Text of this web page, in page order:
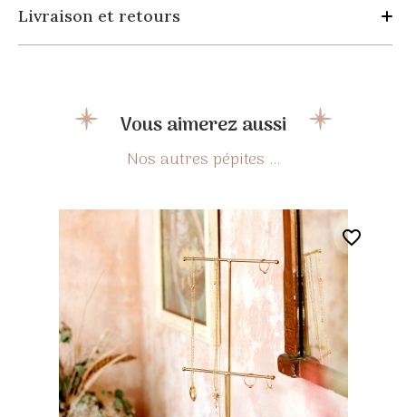
Livraison et retours
Vous aimerez aussi
favorite_border